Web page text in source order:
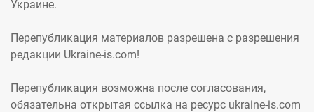
Украине.
Перепубликация материалов разрешена с разрешения
редакции Ukraine-is.com!
Перепубликация возможна после согласования,
обязательна открытая ссылка на ресурс ukraine-is.com